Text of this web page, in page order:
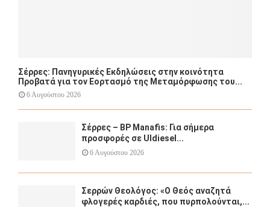
Σέρρες: Πανηγυρικές Εκδηλώσεις στην κοινότητα
Προβατά για τον Εορτασμό της Μεταμόρφωσης του...
6 Αυγούστου 2026
Σέρρες – BP Manafis: Για σήμερα
προσφορές σε Uldiesel...
6 Αυγούστου 2026
Σερρών Θεολόγος: «Ο Θεός αναζητά
φλογερές καρδιές, που πυρπολούνται,...